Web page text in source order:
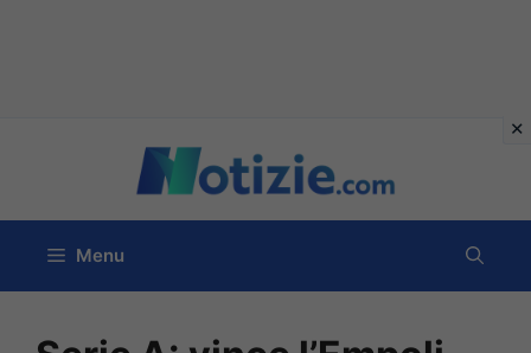
contenuto
Menu